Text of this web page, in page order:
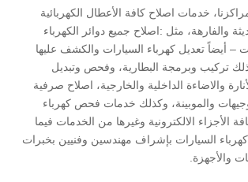
خدمات اصلاح كافة الأعطال الكهربائية
والفارهة، مثل :اصلاح جميع دوائر الكهرباء
– أيضاً تعديل كهرباء السيارات والكشف عليها
تركيب وبرمجة البطارية، وفحص وتبديل
والاضاءة الداخلية والخارجية، اصلاح صرفية
والموبينة، وكذلك خدمات فحص كهرباء
الأجزاء الالكترونية وغيرها من الخدمات فيما
السيارات بإشراف مهندسين وفنيين بخبرات
والأجهزة.